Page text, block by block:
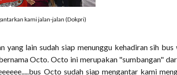
kami jalan-jalan (Dokpri)
yang lain sudah siap menunggu kehadiran sih bus
Octo. Octo ini merupakan "sumbangan"
Octo sudah siap mengantar kami